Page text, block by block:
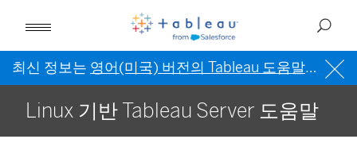
최신 정보는 영어(미국) 버전의 Tableau 도움말을 참조
Linux 기반 Tableau Server 도움말